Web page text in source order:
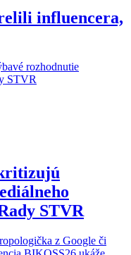
influencera,
STVR